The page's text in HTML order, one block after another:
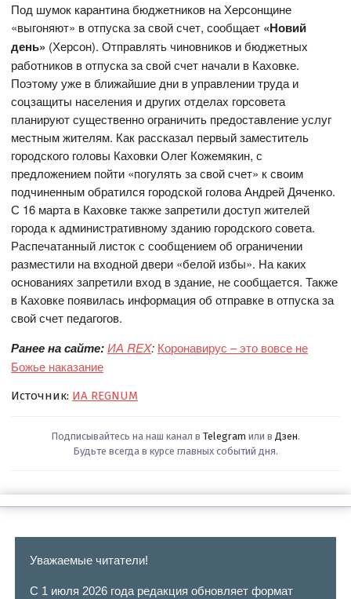
Под шумок карантина бюджетников на Херсонщине
«выгоняют» в отпуска за свой счет, сообщает «Новий
день» (Херсон). Отправлять чиновников и бюджетных
работников в отпуска за свой счет начали в Каховке.
Поэтому уже в ближайшие дни в управлении труда и
соцзащиты населения и других отделах горсовета
планируют существенно ограничить предоставление услуг
местным жителям. Как рассказал первый заместитель
городского головы Каховки Олег Кожемякин, с
предложением пойти «погулять за свой счет» к своим
подчиненным обратился городской голова Андрей Дяченко.
С 16 марта в Каховке также запретили доступ жителей
города к административному зданию городского совета.
Распечатанный листок с сообщением об ограничении
разместили на входной двери «белой избы». На каких
основаниях запретили вход в здание, не сообщается. Также
в Каховке появилась информация об отправке в отпуска за
свой счет педагогов.
Ранее на сайте:ИА REX: Коронавирус – это вовсе не
Божье наказание
Источник: ИА REGNUM
Подписывайтесь на наш канал в Telegram или в Дзен.
Будьте всегда в курсе главных событий дня.
Уважаемые читатели!
С 1 июля 2026 года редакция обновляет формат